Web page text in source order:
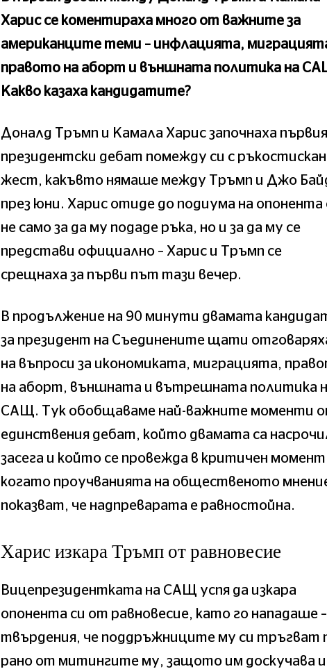
Харис се коментираха много от важните за
американците теми – инфлацията,
правото на аборт и външната политика на
Какво казаха кандидатите?
Доналд Тръмп и Камала Харис започнаха първия
президентски дебат помежду си с
жест, какъвто нямаше между Тръмп и Джо
през юни. Харис отиде до подиума на опонента
не само за да му подаде ръка, но и за да му се
представи официално – Харис и Тръмп се
срещнаха за първи път тази вечер.
В продължение на 90 минути двамата
за президент на Съединените щати
на въпроси за икономиката, миграцията,
на аборт, външната и вътрешната политика
САЩ. Тук обобщаваме най-важните моменти
единствения дебат, който двамата са
засега и който се провежда в критичен момент
когато проучванията на общественото
показват, че надпреварата е равностойна.
Харис изкара Тръмп от равновесие
Вицепрезидентката на САЩ успя да изкара
опонента си от равновесие, като го нападаше
твърдения, че поддръжниците му си тръгват
рано от митингите му, защото им доскучава и